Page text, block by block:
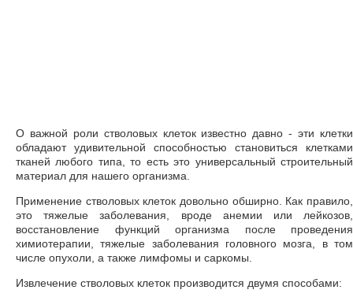
О важной роли стволовых клеток известно давно - эти клетки
обладают удивительной способностью становиться клетками
тканей любого типа, то есть это универсальный строительный
материал для нашего организма.
Применение стволовых клеток довольно обширно. Как правило,
это тяжелые заболевания, вроде анемии или лейкозов,
восстановление функций организма после проведения
химиотерапии, тяжелые заболевания головного мозга, в том
числе опухоли, а также лимфомы и саркомы.
Извлечение стволовых клеток производится двумя способами: